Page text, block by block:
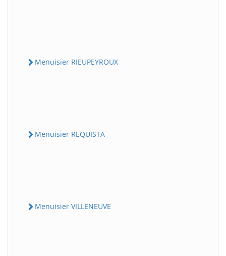
Menuisier RIEUPEYROUX
Menuisier REQUISTA
Menuisier VILLENEUVE